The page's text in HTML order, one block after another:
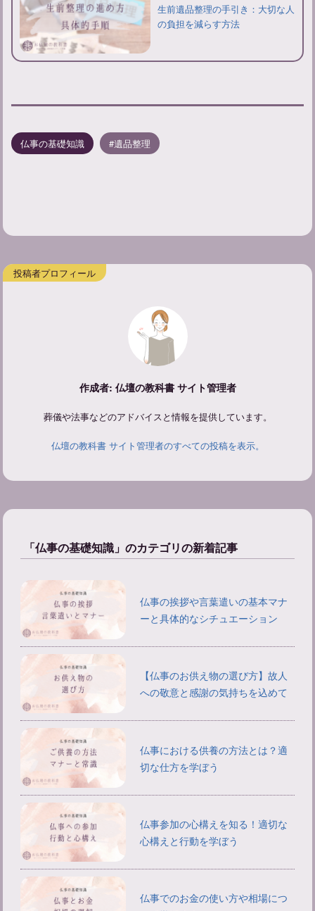
生前遺品整理の手引き：大切な人
の負担を減らす方法
仏事の基礎知識 遺品整理
作成者: 仏壇の教科書 サイト管理者
葬儀や法事などのアドバイスと情報を提供しています。
仏壇の教科書 サイト管理者のすべての投稿を表示。
「仏事の基礎知識」のカテゴリの新着記事
仏事の挨拶や言葉遣いの基本マナ
ーと具体的なシチュエーション
【仏事のお供え物の選び方】故人
への敬意と感謝の気持ちを込めて
仏事における供養の方法とは？適
切な仕方を学ぼう
仏事参加の心構えを知る！適切な
心構えと行動を学ぼう
仏事でのお金の使い方や相場につ